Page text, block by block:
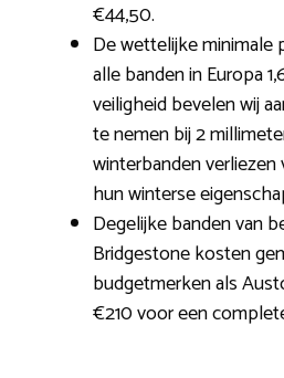
€44,50.
De wettelijke minimale
alle banden in Europa
veiligheid bevelen wij
te nemen bij 2
winterbanden
hun winterse
Degelijke banden van
Bridgestone kosten
budgetmerken als
€210 voor een